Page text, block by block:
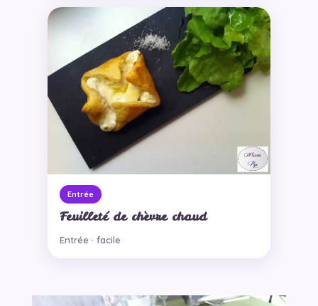
Entrée
Feuilleté de chèvre chaud
Entrée · facile